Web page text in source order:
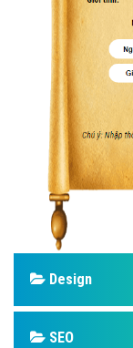
Design
SEO